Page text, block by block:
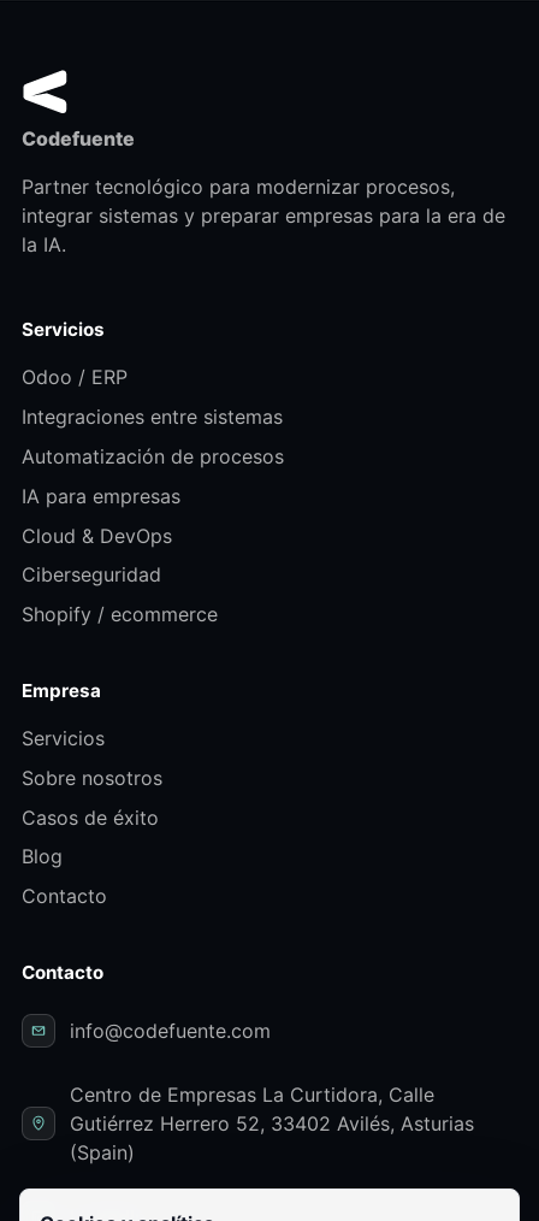
Codefuente
Partner tecnológico para modernizar procesos,
integrar sistemas y preparar empresas para la era de
la IA.
Servicios
Odoo / ERP
Integraciones entre sistemas
Automatización de procesos
IA para empresas
Cloud & DevOps
Ciberseguridad
Shopify / ecommerce
Empresa
Servicios
Sobre nosotros
Casos de éxito
Blog
Contacto
Contacto
info@codefuente.com
Centro de Empresas La Curtidora, Calle
Gutiérrez Herrero 52, 33402 Avilés, Asturias
(Spain)